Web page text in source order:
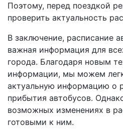
Поэтому, перед поездкой
проверить актуальность
В заключение, расписание
важная информация для
города. Благодаря новым
информации, мы можем
актуальную информацию о
прибытия автобусов.
возможных изменениях в
готовыми к ним.